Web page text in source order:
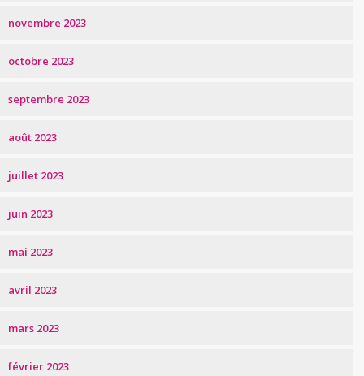
novembre 2023
octobre 2023
septembre 2023
août 2023
juillet 2023
juin 2023
mai 2023
avril 2023
mars 2023
février 2023